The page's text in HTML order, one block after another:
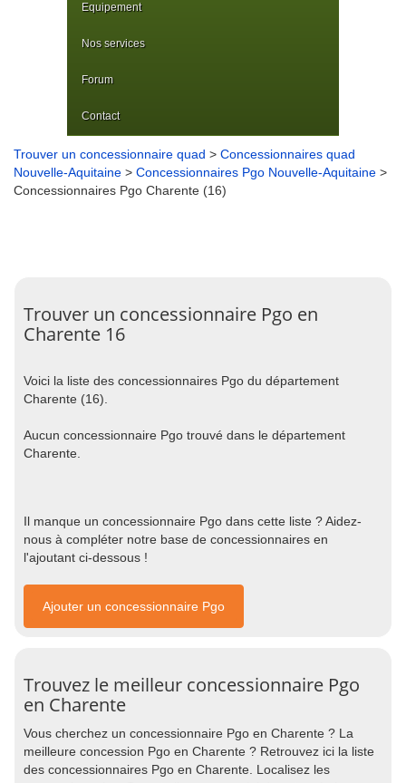
Equipement
Nos services
Forum
Contact
Trouver un concessionnaire quad > Concessionnaires quad
Nouvelle-Aquitaine > Concessionnaires Pgo Nouvelle-Aquitaine >
Concessionnaires Pgo Charente (16)
Trouver un concessionnaire Pgo en
Charente 16
Voici la liste des concessionnaires Pgo du département
Charente (16).
Aucun concessionnaire Pgo trouvé dans le département
Charente.
Il manque un concessionnaire Pgo dans cette liste ? Aidez-
nous à compléter notre base de concessionnaires en
l'ajoutant ci-dessous !
Ajouter un concessionnaire Pgo
Trouvez le meilleur concessionnaire Pgo
en Charente
Vous cherchez un concessionnaire Pgo en Charente ? La
meilleure concession Pgo en Charente ? Retrouvez ici la liste
des concessionnaires Pgo en Charente. Localisez les